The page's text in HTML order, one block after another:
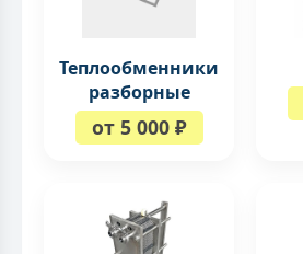
Теплообменники
разборные
от 5 000 ₽